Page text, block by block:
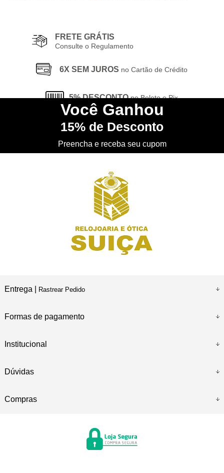
FRETE GRÁTIS
Consulte o Regulamento
6X SEM JUROS no Cartão de Crédito
5% DESCONTO no Boleto e Pix
CONHEÇA nossa Loja Física
Você Ganhou
15% de Desconto
Preencha e receba seu cupom
Entrega | Rastrear Pedido
Formas de pagamento
Institucional
Dúvidas
Compras